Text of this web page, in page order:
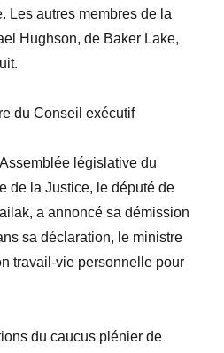
Les autres membres de la
Hughson, de Baker Lake,
du Conseil exécutif
législative du
de la Justice, le député de
, a annoncé sa démission
sa déclaration, le ministre
travail-vie personnelle pour
du caucus plénier de